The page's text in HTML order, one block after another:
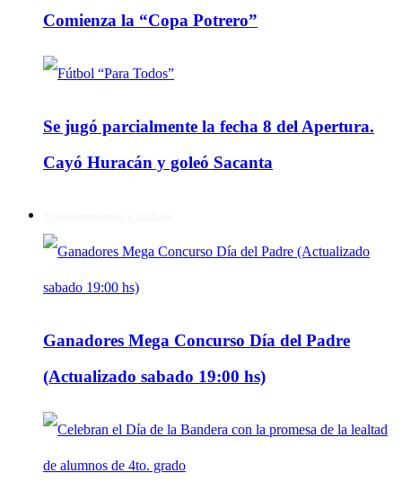
Comienza la “Copa Potrero”
Se jugó parcialmente la fecha 8 del Apertura.
Cayó Huracán y goleó Sacanta
Ganadores Mega Concurso Día del Padre
(Actualizado sabado 19:00 hs)